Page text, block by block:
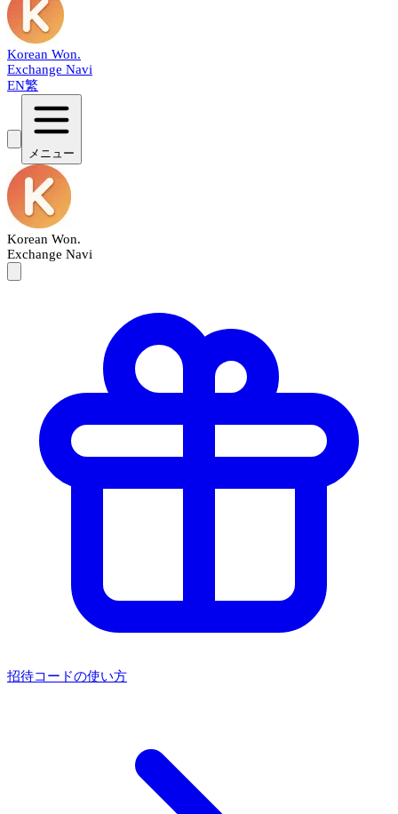
Korean Won.
Exchange Navi
EN繁
メニュー
Korean Won.
Exchange Navi
招待コードの使い方